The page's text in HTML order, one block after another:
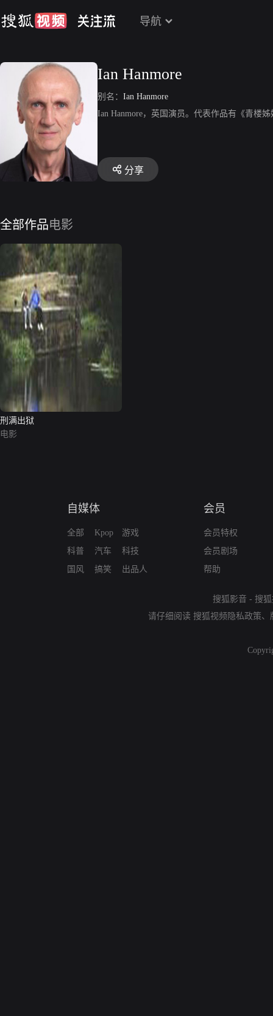
导航
Ian Hanmore
别名： Ian Hanmore
Ian Hanmore，英国演员。代表作品有《青楼
分享
全部作品电影
刑满出狱
电影
自媒体
全部
科普
国风
Kpop
汽车
搞笑
游戏
科技
出品人
会员
会员特权
会员剧场
帮助
搜狐影音 - 搜
请仔细阅读 搜狐视频隐私政策、